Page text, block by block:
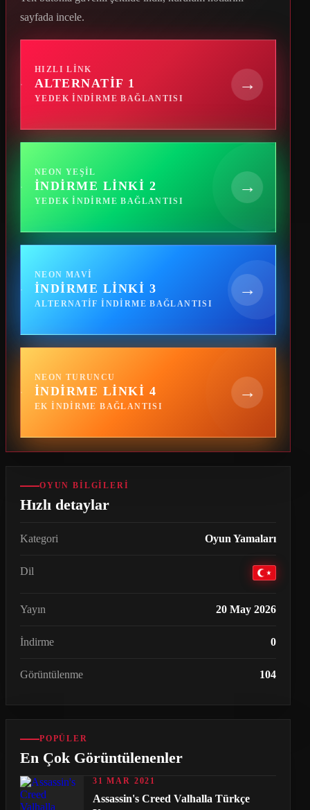
sayfada incele.
HIZLI LINK
ALTERNATIF 1
YEDEK INDIRME BAĞLANTISI
→
NEON YEŞIL
İNDIRME LINKI 2
YEDEK INDIRME BAĞLANTISI
→
NEON MAVI
İNDIRME LINKI 3
ALTERNATIF INDIRME BAĞLANTISI
→
NEON TURUNCU
İNDIRME LINKI 4
EK INDIRME BAĞLANTISI
→
OYUN BILGILERI
Hızlı detaylar
Kategori Oyun Yamaları
Dil
Yayın 20 May 2026
İndirme 0
Görüntülenme 104
POPÜLER
En Çok Görüntülenenler
31 MAR 2021
Assassin's Creed Valhalla Türkçe